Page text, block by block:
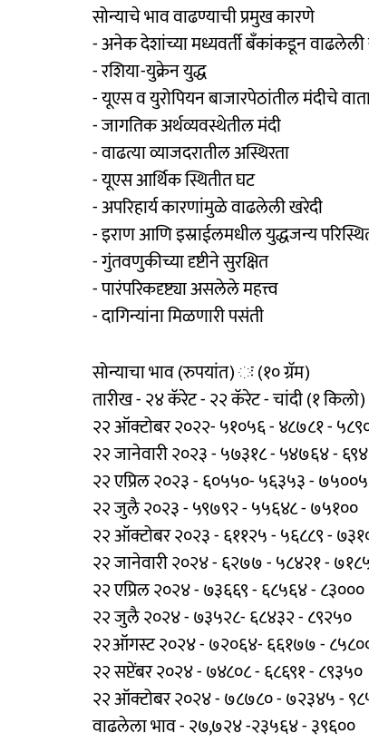
सोन्याचे भाव वाढण्याची प्रमुख कारणे
- अनेक देशांच्या मध्यवर्ती बँकांकडून वाढलेली
- रशिया-युक्रेन युद्ध
- यूएस व युरोपियन बाजारपेठांतील मंदीचे
- जागतिक अर्थव्यवस्थेतील मंदी
- वाढत्या व्याजदरातील अस्थिरता
- यूएस आर्थिक स्थितीत घट
- अपरिहार्य कारणांमुळे वाढलेली खरेदी
- इराण आणि इस्राईलमधील युद्धजन्य
- गुंतवणुकीच्या दृष्टीने सुरक्षित
- पारंपरिकदृष्ट्या असलेले महत्त्व
- दागिन्यांना मिळणारी पसंती
सोन्याचा भाव (रुपयांत) ः (१० ग्रॅम)
तारीख - २४ कॅरेट - २२ कॅरेट - चांदी (१ किलो)
२२ ऑक्टोबर २०२२- ५१०५६ - ४८७८१ -
२२ जानेवारी २०२३ - ५७३१८ - ५४७६४ -
२२ एप्रिल २०२३ - ६०५५०- ५६३५३ - ७५००५
२२ जुलै २०२३ - ५९७९२ - ५५६४८ - ७५१००
२२ ऑक्टोबर २०२३ - ६११२५ - ५६८८९ -
२२ जानेवारी २०२४ - ६२७७ - ५८४२१ -
२२ एप्रिल २०२४ - ७३६६९ - ६८५६४ - ८३०००
२२ जुलै २०२४ - ७३५२८- ६८४३२ - ८९२५०
२२ऑगस्ट २०२४ - ७२०६४- ६६१७७ -
२२ सप्टेंबर २०२४ - ७४८०८ - ६८६९१ - ८९३५०
२२ ऑक्टोबर २०२४ - ७८७८० - ७२३४५ -
वाढलेला भाव - २७,७२४ -२३५६४ - ३९६००